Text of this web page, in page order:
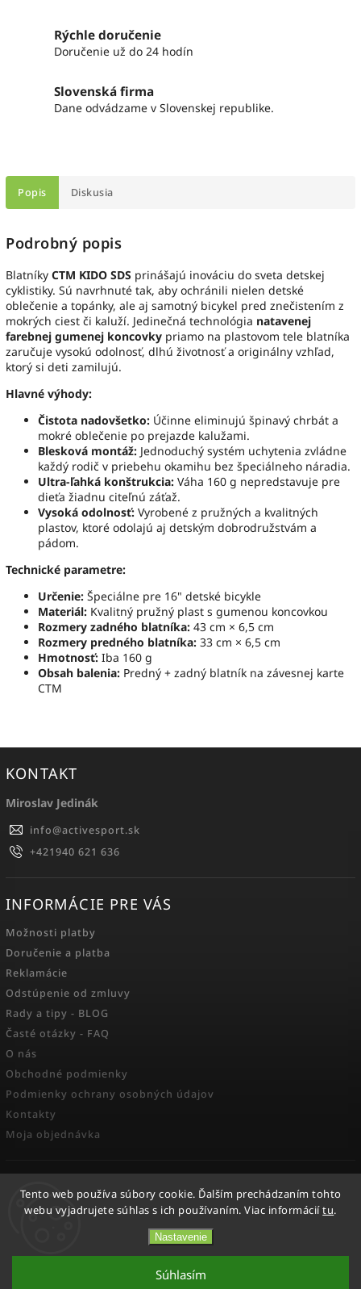
Tento web používa súbory cookie. Ďalším prechádzaním tohto
webu vyjadrujete súhlas s ich používaním. Viac informáciítu.
Nastavenie
Súhlasím
Rýchle doručenie
Doručenie už do 24 hodín
Slovenská firma
Dane odvádzame v Slovenskej republike.
Popis Diskusia
Podrobný popis
Blatníky CTM KIDO SDS prinášajú inováciu do sveta detskej
cyklistiky. Sú navrhnuté tak, aby ochránili nielen detské
oblečenie a topánky, ale aj samotný bicykel pred znečistením z
mokrých ciest či kaluží. Jedinečná technológia natavenej
farebnej gumenej koncovky priamo na plastovom tele blatníka
zaručuje vysokú odolnosť, dlhú životnosť a originálny vzhľad,
ktorý si deti zamilujú.
Hlavné výhody:
Čistota nadovšetko: Účinne eliminujú špinavý chrbát a
mokré oblečenie po prejazde kalužami.
Blesková montáž: Jednoduchý systém uchytenia zvládne
každý rodič v priebehu okamihu bez špeciálneho náradia.
Ultra-ľahká konštrukcia: Váha 160 g nepredstavuje pre
dieťa žiadnu citeľnú záťaž.
Vysoká odolnosť: Vyrobené z pružných a kvalitných
plastov, ktoré odolajú aj detským dobrodružstvám a
pádom.
Technické parametre:
Určenie: Špeciálne pre 16" detské bicykle
Materiál: Kvalitný pružný plast s gumenou koncovkou
Rozmery zadného blatníka: 43 cm × 6,5 cm
Rozmery predného blatníka: 33 cm × 6,5 cm
Hmotnosť: Iba 160 g
Obsah balenia: Predný + zadný blatník na závesnej karte
CTM
KONTAKT
Miroslav Jedinák
info@activesport.sk
+421940 621 636
INFORMÁCIE PRE VÁS
Možnosti platby
Doručenie a platba
Reklamácie
Odstúpenie od zmluvy
Rady a tipy - BLOG
Časté otázky - FAQ
O nás
Obchodné podmienky
Podmienky ochrany osobných údajov
Kontakty
Moja objednávka
FACEBOOK
Copyright 2026Activesport. Všetky práva vyhradené.
Shoptet| Design